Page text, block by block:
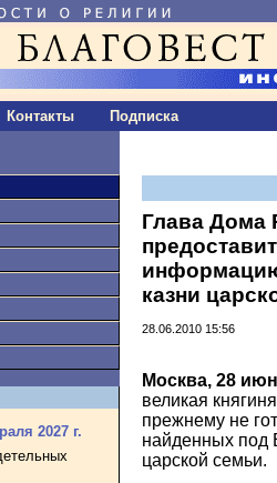
Контакты Подписка
2027 г.
Глава Дома
казни
28.06.2010 15:56
Москва, 28
великая
прежнему не
найденных под
царской семьи.